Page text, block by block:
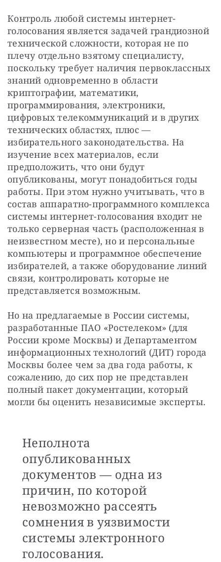
Контроль любой системы интернет-
голосования является задачей грандиозной
технической сложности, которая не по
плечу отдельно взятому специалисту,
поскольку требует наличия первоклассных
знаний одновременно в области
криптографии, математики,
программирования, электроники,
цифровых телекоммуникаций и в других
технических областях, плюс —
избирательного законодательства. На
изучение всех материалов, если
предположить, что они будут
опубликованы, могут понадобиться годы
работы. При этом нужно учитывать, что в
состав аппаратно-программного комплекса
системы интернет-голосования входит не
только серверная часть (расположенная в
неизвестном месте), но и персональные
компьютеры и программное обеспечение
избирателей, а также оборудование линий
связи, контролировать которые не
представляется возможным.
Но на предлагаемые в России системы,
разработанные ПАО «Ростелеком» (для
России кроме Москвы) и Департаментом
информационных технологий (ДИТ) города
Москвы более чем за два года работы, к
сожалению, до сих пор не представлен
полный пакет документации, который
могли бы оценить независимые эксперты.
Неполнота
опубликованных
документов — одна из
причин, по которой
невозможно рассеять
сомнения в уязвимости
системы электронного
голосования.